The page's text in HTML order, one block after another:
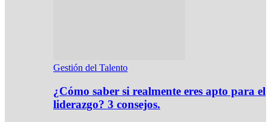
Gestión del Talento
¿Cómo saber si realmente eres apto para el
liderazgo? 3 consejos.